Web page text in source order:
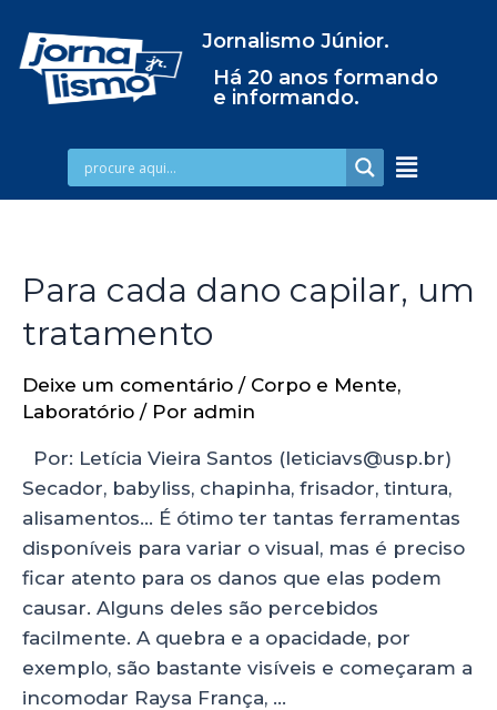
Jornalismo Júnior.
Há 20 anos formando
e informando.
Para cada dano capilar, um
tratamento
Deixe um comentário / Corpo e Mente,
Laboratório / Por admin
Por: Letícia Vieira Santos (leticiavs@usp.br)
Secador, babyliss, chapinha, frisador, tintura,
alisamentos… É ótimo ter tantas ferramentas
disponíveis para variar o visual, mas é preciso
ficar atento para os danos que elas podem
causar. Alguns deles são percebidos
facilmente. A quebra e a opacidade, por
exemplo, são bastante visíveis e começaram a
incomodar Raysa França, …